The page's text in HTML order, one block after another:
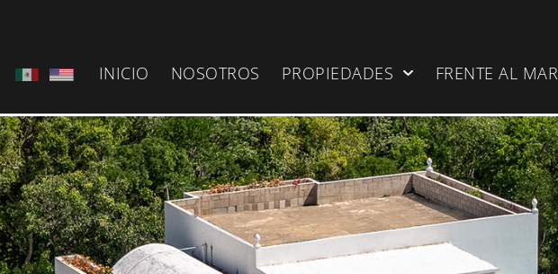
INICIO NOSOTROS PROPIEDADES FRENTE AL MAR